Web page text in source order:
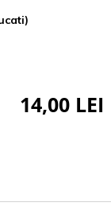
14,00 LEI